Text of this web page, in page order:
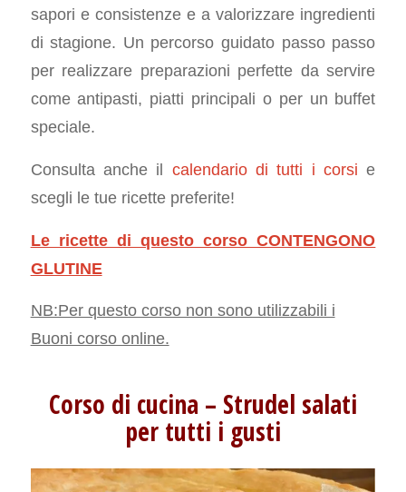
sapori e consistenze e a valorizzare ingredienti
di stagione. Un percorso guidato passo passo
per realizzare preparazioni perfette da servire
come antipasti, piatti principali o per un buffet
speciale.
Consulta anche il calendario di tutti i corsi e
scegli le tue ricette preferite!
Le ricette di questo corso CONTENGONO
GLUTINE
NB:Per questo corso non sono utilizzabili i
Buoni corso online.
Corso di cucina – Strudel salati
per tutti i gusti